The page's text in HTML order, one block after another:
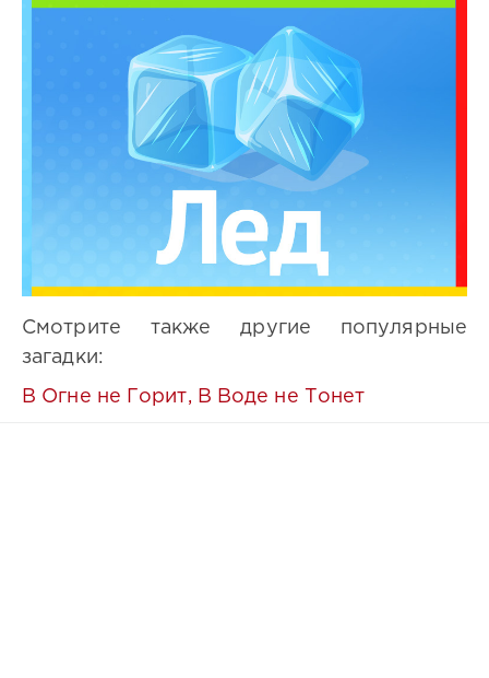
Смотрите также другие популярные
загадки:
В Огне не Горит, В Воде не Тонет